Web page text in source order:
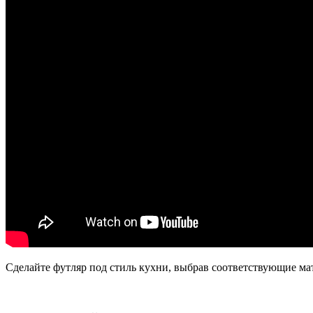
Сделайте футляр под стиль кухни, выбрав соответствующие